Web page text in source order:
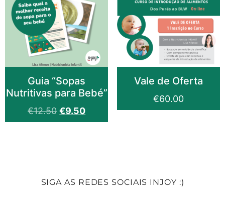
Guia “Sopas
Nutritivas para Bebé”
€12.50 €9.50
Vale de Oferta
€60.00
SIGA AS REDES SOCIAIS INJOY :)